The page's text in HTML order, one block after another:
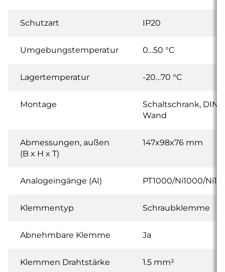
Schutzart IP20
Umgebungstemperatur 0…50 °C
Lagertemperatur -20…70 °C
Montage
Schaltschrank, DIN-
Wand
Abmessungen, außen
(B x H x T)
147x98x76 mm
Analogeingänge (AI) PT1000/Ni1000/
Klemmentyp Schraubklemme
Abnehmbare Klemme Ja
Klemmen Drahtstärke 1.5 mm²